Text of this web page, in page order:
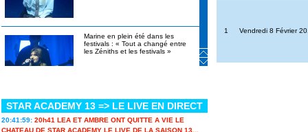
Marine en plein été dans les
festivals : « Tout a changé entre
les Zéniths et les festivals »
Canicule, alcool interdit, stylos
bannis : les révélations de
Christophe Beaugrand sur Secret
Story 14 en itw
STAR ACADEMY 13 => LE LIVE EN DIRECT
20:41:59: 20h41 LEA ET AMBRE ONT QUITTE A VIE LE
CHATEAU DE STAR ACADEMY LE LIVE DE LA SAISON 13...
1 Vendredi 8 Février